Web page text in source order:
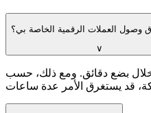
وصول العملات الرقمية الخاصة بي؟
∨
بضع دقائق. ومع ذلك، حسب